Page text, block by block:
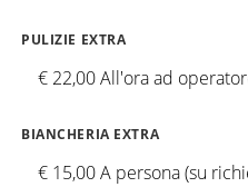
PULIZIE EXTRA
€ 22,00 All'ora ad
BIANCHERIA EXTRA
€ 15,00 A persona (su